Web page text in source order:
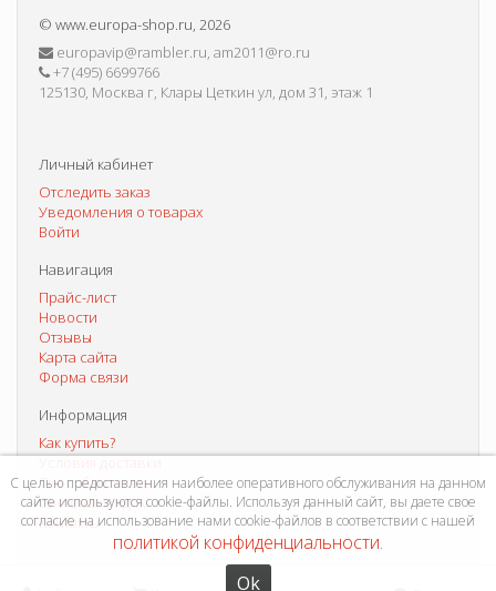
© www.europa-shop.ru, 2026
europavip@rambler.ru, am2011@ro.ru
+7 (495) 6699766
125130, Москва г, Клары Цеткин ул, дом 31, этаж 1
Личный кабинет
Отследить заказ
Уведомления о товарах
Войти
Навигация
Прайс-лист
Новости
Отзывы
Карта сайта
Форма связи
Информация
Как купить?
Условия доставки
Способы оплаты
Система скидок
Контакты
С целью предоставления наиболее оперативного обслуживания на данном
сайте используются cookie-файлы. Используя данный сайт, вы даете свое
согласие на использование нами cookie-файлов в соответствии с нашей
политикой конфиденциальности.
Ok